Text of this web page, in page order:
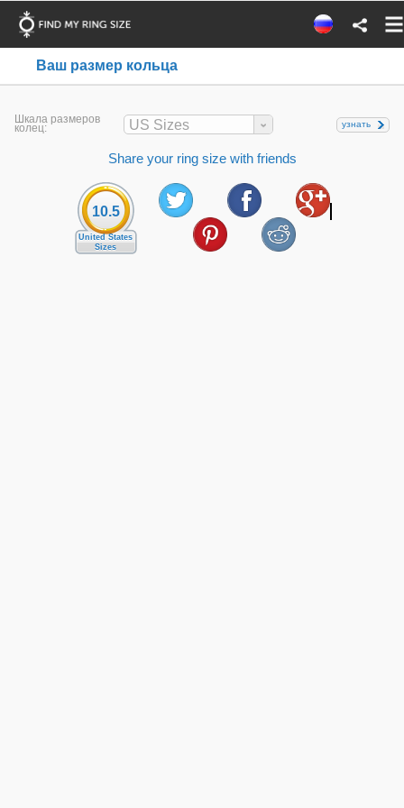
Ваш размер кольца
Шкала размеров
колец: US Sizes узнать
Share your ring size with friends
10.5
United States
Sizes